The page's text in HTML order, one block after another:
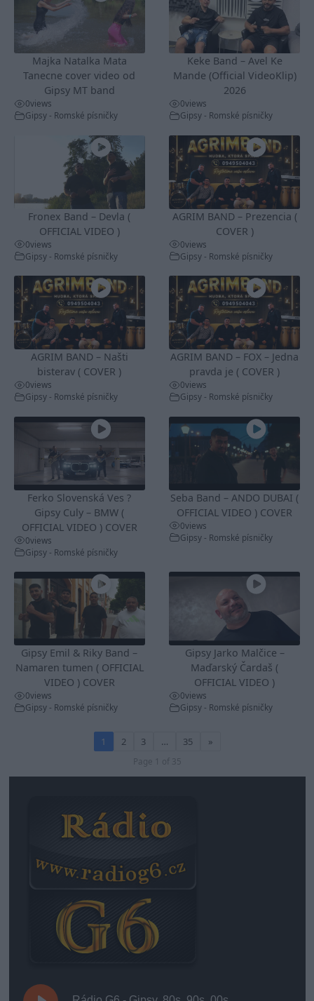
Majka Natalka Mata
Tanecne cover video od
Gipsy MT band
0views
Gipsy - Romské písničky
Keke Band – Avel Ke
Mande (Official VideoKlip)
2026
0views
Gipsy - Romské písničky
Fronex Band – Devla (
OFFICIAL VIDEO )
0views
Gipsy - Romské písničky
AGRIM BAND – Prezencia (
COVER )
0views
Gipsy - Romské písničky
AGRIM BAND – Našti
bisterav ( COVER )
0views
Gipsy - Romské písničky
AGRIM BAND – FOX – Jedna
pravda je ( COVER )
0views
Gipsy - Romské písničky
Ferko Slovenská Ves ?
Gipsy Culy – BMW (
OFFICIAL VIDEO ) COVER
0views
Gipsy - Romské písničky
Seba Band – ANDO DUBAI (
OFFICIAL VIDEO ) COVER
0views
Gipsy - Romské písničky
Gipsy Emil & Riky Band –
Namaren tumen ( OFFICIAL
VIDEO ) COVER
0views
Gipsy - Romské písničky
Gipsy Jarko Malčice –
Maďarský Čardaš (
OFFICIAL VIDEO )
0views
Gipsy - Romské písničky
1 2 3 … 35 »
Page 1 of 35